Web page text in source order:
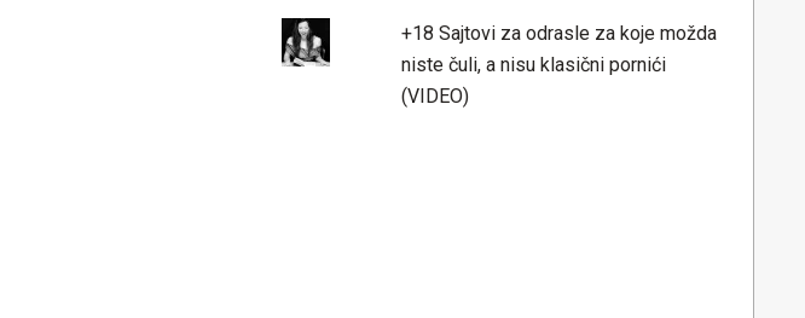
+18 Sajtovi za odrasle za koje možda
niste čuli, a nisu klasični pornići
(VIDEO)